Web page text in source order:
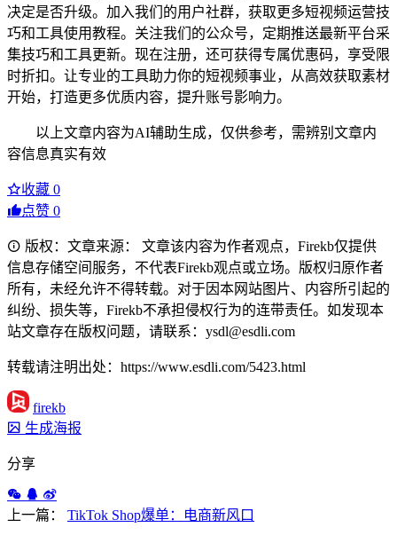
决定是否升级。加入我们的用户社群，获取更多短视频运营技
巧和工具使用教程。关注我们的公众号，定期推送最新平台采
集技巧和工具更新。现在注册，还可获得专属优惠码，享受限
时折扣。让专业的工具助力你的短视频事业，从高效获取素材
开始，打造更多优质内容，提升账号影响力。
以上文章内容为AI辅助生成，仅供参考，需辨别文章内
容信息真实有效
收藏 0
点赞 0
版权：文章来源： 文章该内容为作者观点，Firekb仅提供
信息存储空间服务，不代表Firekb观点或立场。版权归原作者
所有，未经允许不得转载。对于因本网站图片、内容所引起的
纠纷、损失等，Firekb不承担侵权行为的连带责任。如发现本
站文章存在版权问题，请联系：ysdl@esdli.com
转载请注明出处：https://www.esdli.com/5423.html
firekb
生成海报
分享
上一篇： TikTok Shop爆单：电商新风口